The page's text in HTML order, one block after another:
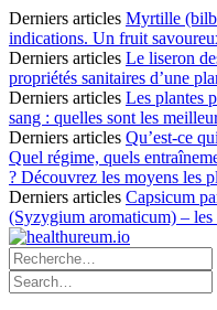
Derniers articles Myrtille
indications. Un fruit
Derniers articles Le liseron
propriétés sanitaires d’une
Derniers articles Les plantes
sang : quelles sont les
Derniers articles Qu’est-ce
Quel régime, quels
? Découvrez les moyens les
Derniers articles Capsicum
(Syzygium aromaticum) – les